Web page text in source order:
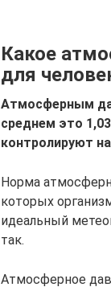
Какое
для
Атмосферным
среднем это
контролируют
Норма
которых
идеальный
так.
Атмосферное